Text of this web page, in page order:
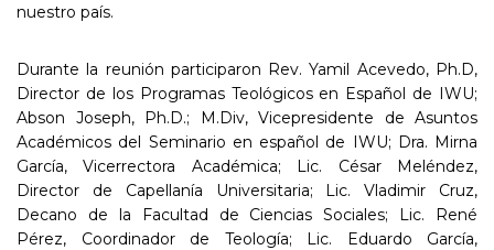
nuestro país.
Durante la reunión participaron Rev. Yamil Acevedo, Ph.D,
Director de los Programas Teológicos en Español de IWU;
Abson Joseph, Ph.D.; M.Div, Vicepresidente de Asuntos
Académicos del Seminario en español de IWU; Dra. Mirna
García, Vicerrectora Académica; Lic. César Meléndez,
Director de Capellanía Universitaria; Lic. Vladimir Cruz,
Decano de la Facultad de Ciencias Sociales; Lic. René
Pérez, Coordinador de Teología; Lic. Eduardo García,